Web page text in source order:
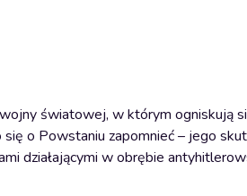
światowej, w którym ogniskują
o Powstaniu zapomnieć – jego
działającymi w obrębie